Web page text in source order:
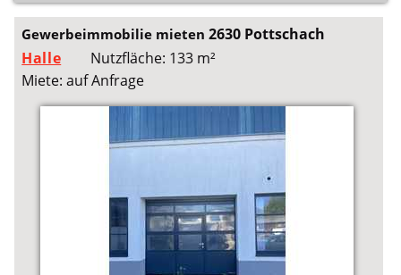
Gewerbeimmobilie mieten2630 Pottschach
Halle
Nutzfläche: 133 m²
Miete: auf Anfrage